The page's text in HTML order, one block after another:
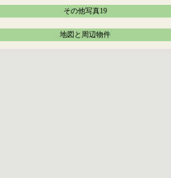
その他写真19
地図と周辺物件